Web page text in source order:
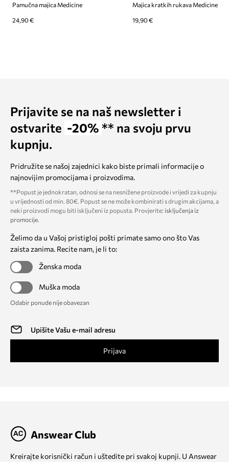
Pamučna majica Medicine
24,90 €
Majica kratkih rukava Medicine
19,90 €
Prijavite se na naš newsletter i
ostvarite -20% ** na svoju prvu
kupnju.
Pridružite se našoj zajednici kako biste primali informacije o
najnovijim promocijama i proizvodima.
**Popust je jednokratan, odnosi se na nesnižene proizvode i vrijedi za kupnju
u vrijednosti od min. 80€. Popust se ne može kombinirati s drugim akcijama, a
neki proizvodi mogu biti isključeni iz popusta. Provjerite: isključenja iz
promocije.
Želimo da u Vašoj pristigloj pošti primate samo ono što Vas
zaista zanima. Recite nam, je li to:
Ženska moda
Muška moda
Odabir ponude nije obavezan
Prijava
Answear Club
Kreirajte korisnički račun i uštedite pri svakoj kupnji. U Answear